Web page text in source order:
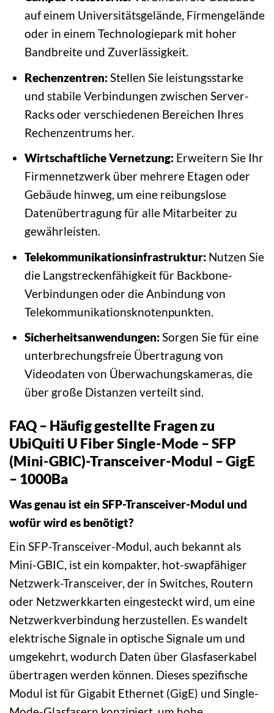
auf einem Universitätsgelände, Firmengelände
oder in einem Technologiepark mit hoher
Bandbreite und Zuverlässigkeit.
Rechenzentren:Stellen Sie leistungsstarke
und stabile Verbindungen zwischen Server-
Racks oder verschiedenen Bereichen Ihres
Rechenzentrums her.
Wirtschaftliche Vernetzung:Erweitern Sie Ihr
Firmennetzwerk über mehrere Etagen oder
Gebäude hinweg, um eine reibungslose
Datenübertragung für alle Mitarbeiter zu
gewährleisten.
Telekommunikationsinfrastruktur:Nutzen Sie
die Langstreckenfähigkeit für Backbone-
Verbindungen oder die Anbindung von
Telekommunikationsknotenpunkten.
Sicherheitsanwendungen:Sorgen Sie für eine
unterbrechungsfreie Übertragung von
Videodaten von Überwachungskameras, die
über große Distanzen verteilt sind.
FAQ – Häufig gestellte Fragen zu
UbiQuiti U Fiber Single-Mode – SFP
(Mini-GBIC)-Transceiver-Modul – GigE
– 1000Ba
Was genau ist ein SFP-Transceiver-Modul und
wofür wird es benötigt?
Ein SFP-Transceiver-Modul, auch bekannt als
Mini-GBIC, ist ein kompakter, hot-swapfähiger
Netzwerk-Transceiver, der in Switches, Routern
oder Netzwerkkarten eingesteckt wird, um eine
Netzwerkverbindung herzustellen. Es wandelt
elektrische Signale in optische Signale um und
umgekehrt, wodurch Daten über Glasfaserkabel
übertragen werden können. Dieses spezifische
Modul ist für Gigabit Ethernet (GigE) und Single-